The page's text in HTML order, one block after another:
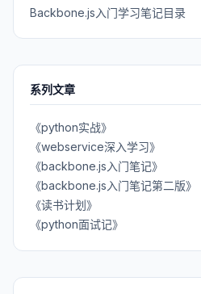
Backbone.js入门学习笔记目录
系列文章
《python实战》
《webservice深入学习》
《backbone.js入门笔记》
《backbone.js入门笔记第二版》
《读书计划》
《python面试记》